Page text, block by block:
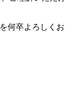
を何卒よろしくお